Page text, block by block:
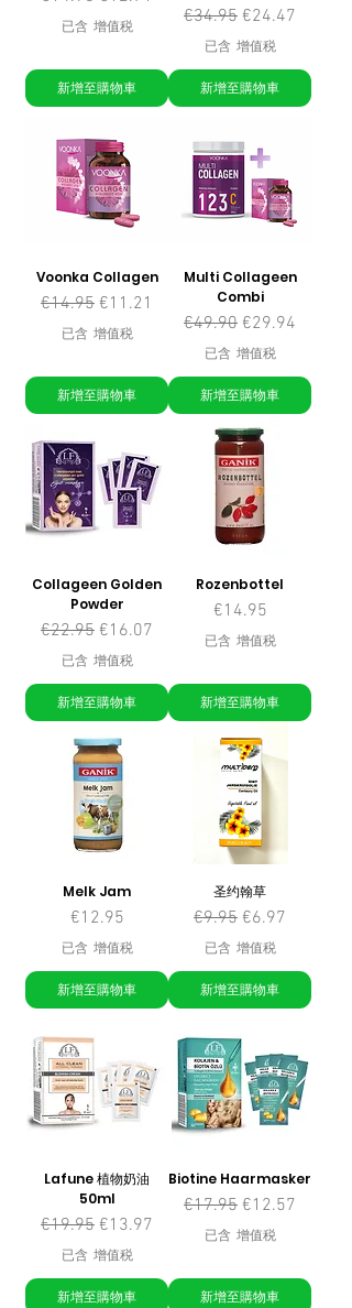
已含 增值税
新增至購物車
一般價格
€34.95 促銷價格
€24.47
已含 增值税
新增至購物車
Voonka Collagen
一般價格
€14.95 促銷價格
€11.21
已含 增值税
新增至購物車
Multi Collageen
Combi
一般價格
€49.90 促銷價格
€29.94
已含 增值税
新增至購物車
Collageen Golden
Powder
一般價格
€22.95 促銷價格
€16.07
已含 增值税
新增至購物車
Rozenbottel
價格
€14.95
已含 增值税
新增至購物車
Melk Jam
價格
€12.95
已含 增值税
新增至購物車
圣约翰草
一般價格
€9.95 促銷價格
€6.97
已含 增值税
新增至購物車
Lafune 植物奶油
50ml
一般價格
€19.95 促銷價格
€13.97
已含 增值税
新增至購物車
Biotine Haarmasker
一般價格
€17.95 促銷價格
€12.57
已含 增值税
新增至購物車